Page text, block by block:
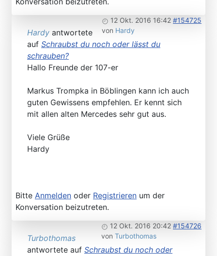
12 Okt. 2016 16:42 #154725
von Hardy
Hardy antwortete
auf Schraubst du noch oder lässt du
schrauben?
Hallo Freunde der 107-er
Markus Trompka in Böblingen kann ich auch
guten Gewissens empfehlen. Er kennt sich
mit allen alten Mercedes sehr gut aus.
Viele Grüße
Hardy
Bitte Anmelden oder Registrieren um der
Konversation beizutreten.
12 Okt. 2016 20:42 #154726
von Turbothomas
Turbothomas
antwortete auf Schraubst du noch oder